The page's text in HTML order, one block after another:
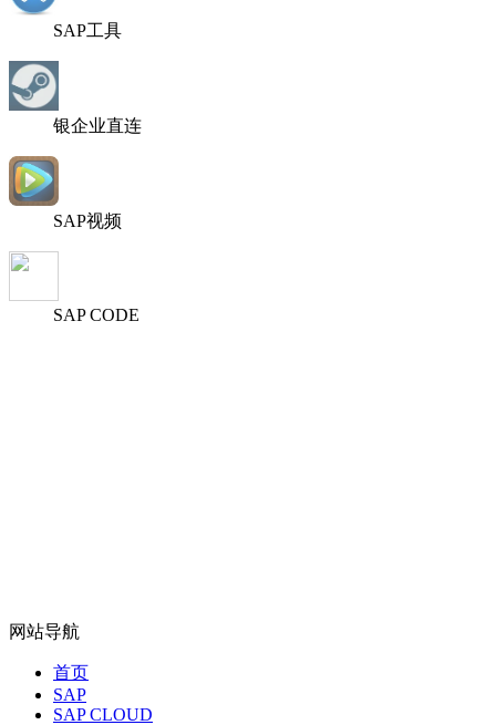
SAP工具
银企业直连
SAP视频
SAP CODE
网站导航
首页
SAP
SAP CLOUD